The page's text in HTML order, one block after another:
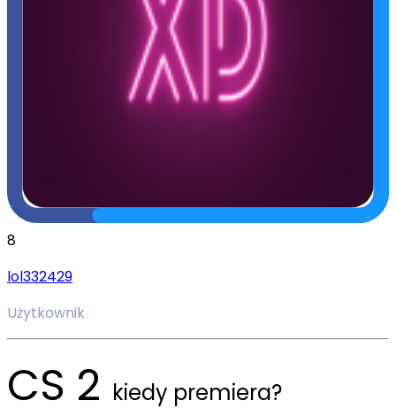
8
lol332429
Użytkownik
CS 2 kiedy premiera?